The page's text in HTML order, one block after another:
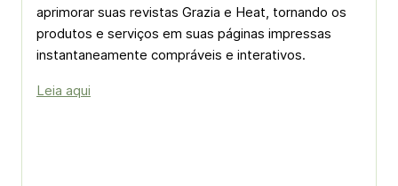
aprimorar suas revistas Grazia e Heat, tornando os
produtos e serviços em suas páginas impressas
instantaneamente compráveis ​​e interativos.
Leia aqui